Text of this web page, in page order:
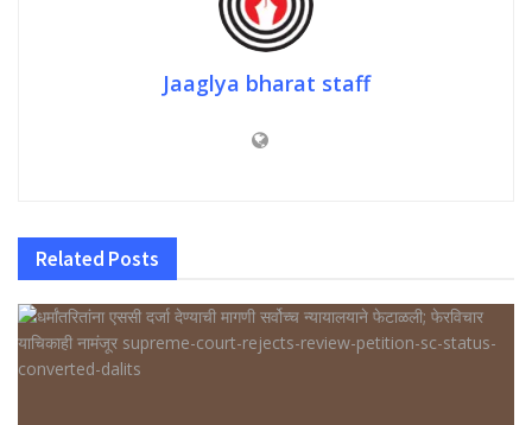
Jaaglya bharat staff
Related Posts